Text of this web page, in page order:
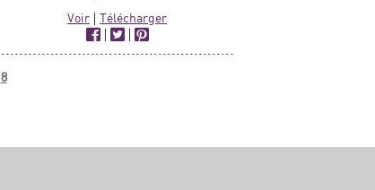
Voir |Télécharger
|
|
8